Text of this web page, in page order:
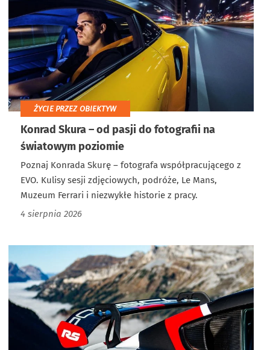
ŻYCIE PRZEZ OBIEKTYW
Konrad Skura – od pasji do fotografii na
światowym poziomie
Poznaj Konrada Skurę – fotografa współpracującego z
EVO. Kulisy sesji zdjęciowych, podróże, Le Mans,
Muzeum Ferrari i niezwykłe historie z pracy.
4 sierpnia 2026